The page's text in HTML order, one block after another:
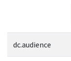
dc.audience